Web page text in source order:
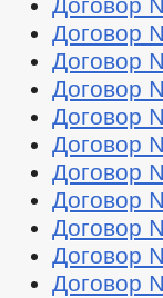
Договор
Договор
Договор
Договор
Договор
Договор
Договор
Договор
Договор
Договор
Договор